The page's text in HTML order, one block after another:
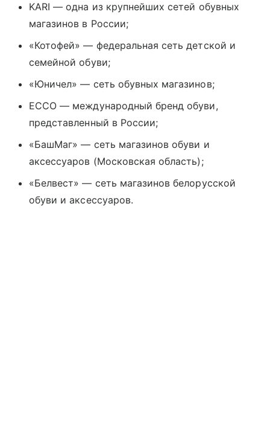
KARI — одна из крупнейших сетей обувных
магазинов в России;
«Котофей» — федеральная сеть детской и
семейной обуви;
«Юничел» — сеть обувных магазинов;
ECCO — международный бренд обуви,
представленный в России;
«БашМаг» — сеть магазинов обуви и
аксессуаров (Московская область);
«Белвест» — сеть магазинов белорусской
обуви и аксессуаров.